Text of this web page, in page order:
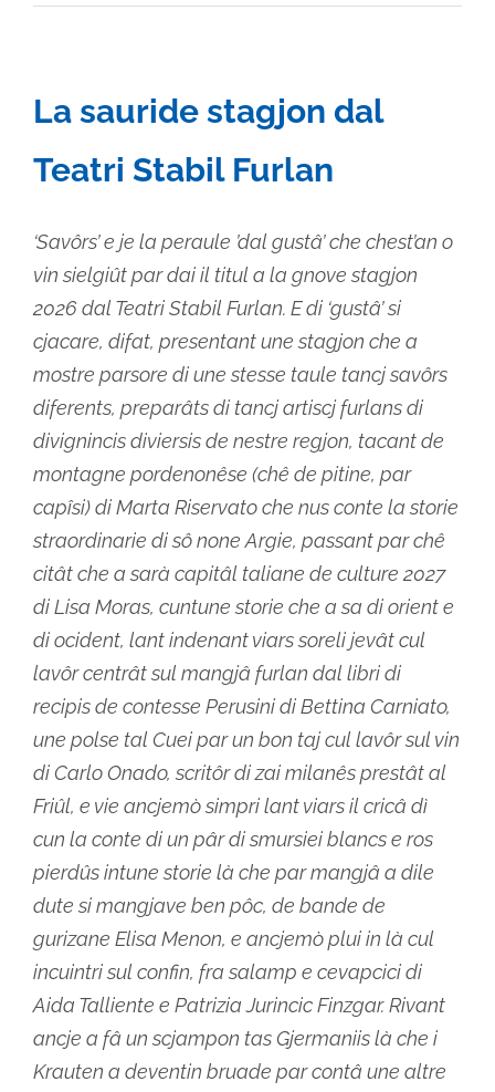
La sauride stagjon dal
Teatri Stabil Furlan
‘Savôrs’ e je la peraule ’dal gustâ’ che chest’an o
vin sielgiût par dai il titul a la gnove stagjon
2026 dal Teatri Stabil Furlan. E di ‘gustâ’ si
cjacare, difat, presentant une stagjon che a
mostre parsore di une stesse taule tancj savôrs
diferents, preparâts di tancj artiscj furlans di
divignincis diviersis de nestre regjon, tacant de
montagne pordenonêse (chê de pitine, par
capîsi) di Marta Riservato che nus conte la storie
straordinarie di sô none Argie, passant par chê
citât che a sarà capitâl taliane de culture 2027
di Lisa Moras, cuntune storie che a sa di orient e
di ocident, lant indenant viars soreli jevât cul
lavôr centrât sul mangjâ furlan dal libri di
recipis de contesse Perusini di Bettina Carniato,
une polse tal Cuei par un bon taj cul lavôr sul vin
di Carlo Onado, scritôr di zai milanês prestât al
Friûl, e vie ancjemò simpri lant viars il cricâ dì
cun la conte di un pâr di smursiei blancs e ros
pierdûs intune storie là che par mangjâ a dile
dute si mangjave ben pôc, de bande de
gurizane Elisa Menon, e ancjemò plui in là cul
incuintri sul confin, fra salamp e cevapcici di
Aida Talliente e Patrizia Jurincic Finzgar. Rivant
ancje a fâ un scjampon tas Gjermaniis là che i
Krauten a deventin bruade par contâ une altre